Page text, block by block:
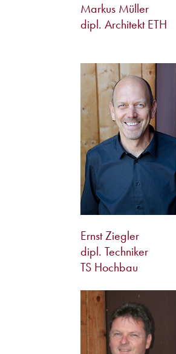
Markus Müller
dipl. Architekt ETH
Ernst Ziegler
dipl. Techniker
TS Hochbau